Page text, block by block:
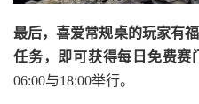
最后，喜爱常规桌的玩家有
任务，即可获得每日免费赛
06:00与18:00举行。